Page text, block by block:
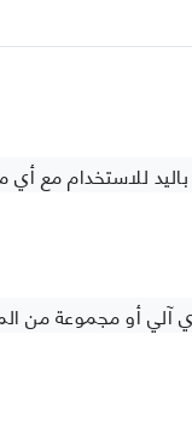
للاستخدام مع أي
أو مجموعة من